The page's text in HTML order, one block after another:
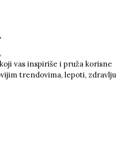
vas inspiriše i pruža korisne
trendovima, lepoti, zdravlju